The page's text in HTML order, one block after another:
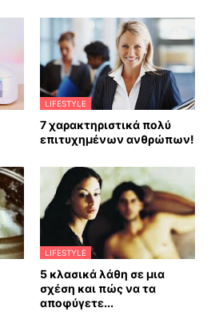
LIFESTYLE
7 χαρακτηριστικά πολύ
επιτυχημένων ανθρώπων!
LIFESTYLE
5 κλασικά λάθη σε μια
σχέση και πώς να τα
αποφύγετε...